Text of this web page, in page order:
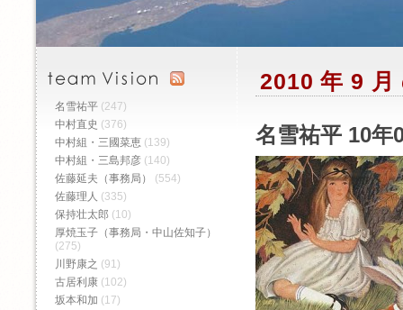
2010 年 9 月
名雪祐平 10年
名雪祐平 (247)
中村直史 (376)
中村組・三國菜恵 (139)
中村組・三島邦彦 (140)
佐藤延夫（事務局）
(554)
佐藤理人 (335)
保持壮太郎 (10)
厚焼玉子（事務局・中山佐知子）
(275)
川野康之 (91)
古居利康 (102)
坂本和加 (17)